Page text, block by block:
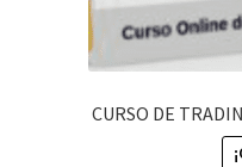
CURSO DE